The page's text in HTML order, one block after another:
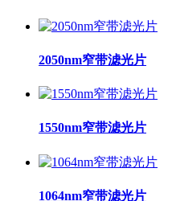
2050nm窄带滤光片
1550nm窄带滤光片
1064nm窄带滤光片